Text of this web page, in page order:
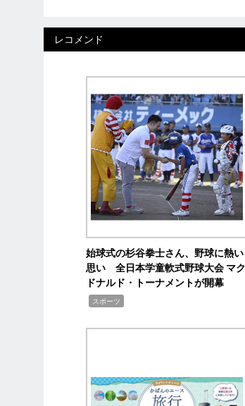
レコメンド
始球式の杉谷拳士さん、野球に熱い
思い 全日本学童軟式野球大会 マク
ドナルド・トーナメントが開幕
スポーツ